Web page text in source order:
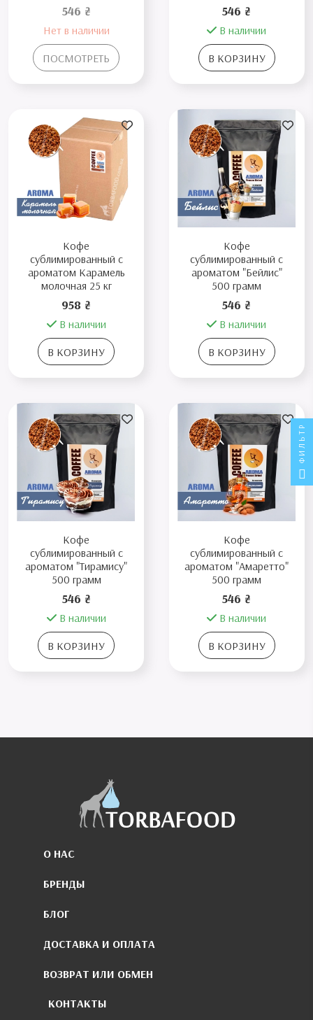
546 ₴
Нет в наличии
ПОСМОТРЕТЬ
546 ₴
В наличии
В КОРЗИНУ
Кофе
сублимированный с
ароматом Карамель
молочная 25 кг
958 ₴
В наличии
В КОРЗИНУ
Кофе
сублимированный с
ароматом "Бейлис"
500 грамм
546 ₴
В наличии
В КОРЗИНУ
Кофе
сублимированный с
ароматом "Тирамису"
500 грамм
546 ₴
В наличии
В КОРЗИНУ
Кофе
сублимированный с
ароматом "Амаретто"
500 грамм
546 ₴
В наличии
В КОРЗИНУ
О НАС
БРЕНДЫ
БЛОГ
ДОСТАВКА И ОПЛАТА
ВОЗВРАТ ИЛИ ОБМЕН
КОНТАКТЫ
ФИЛЬТР